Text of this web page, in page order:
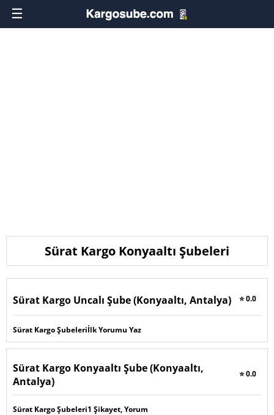
☰
Sürat Kargo Konyaaltı Şubeleri
Sürat Kargo Uncalı Şube (Konyaaltı, Antalya) ⭐ 0.0
Sürat Kargo Şubeleriİlk Yorumu Yaz
Sürat Kargo Konyaaltı Şube (Konyaaltı,
Antalya)
⭐ 0.0
Sürat Kargo Şubeleri1 Şikayet, Yorum